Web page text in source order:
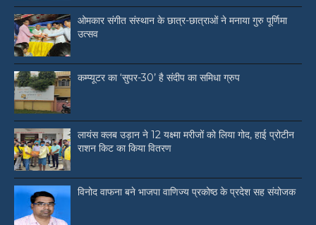
ओमकार संगीत संस्थान के छात्र-छात्राओं ने मनाया गुरु पूर्णिमा
उत्सव
कम्प्यूटर का ‘सुपर-30’ है संदीप का समिधा ग्रुप
लायंस क्लब उड़ान ने 12 यक्ष्मा मरीजों को लिया गोद, हाई प्रोटीन
राशन किट का किया वितरण
विनोद वाफना बने भाजपा वाणिज्य प्रकोष्ठ के प्रदेश सह संयोजक